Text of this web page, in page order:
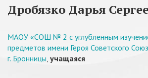
Дробязко Дарья
МАОУ «СОШ № 2 с углубленным
предметов имени Героя Советского
г. Бронницы, учащаяся